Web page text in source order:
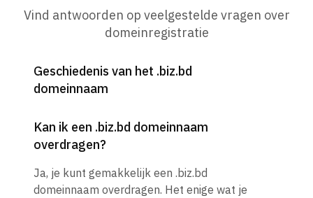
Vind antwoorden op veelgestelde vragen over
domeinregistratie
Geschiedenis van het .biz.bd
domeinnaam
Kan ik een .biz.bd domeinnaam
overdragen?
Ja, je kunt gemakkelijk een .biz.bd
domeinnaam overdragen. Het enige wat je